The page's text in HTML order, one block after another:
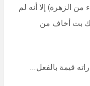
الزهرة) إلا أنه لم
بت أخاف من
قيمة بالفعل…